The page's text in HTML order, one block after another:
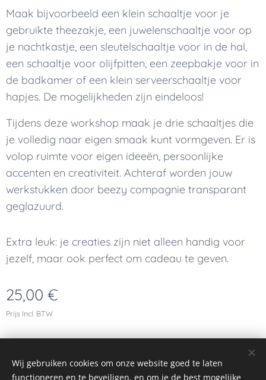
Maak bijvoorbeeld een klein schaaltje voor je
gebruikte theezakje, een juwelenschaaltje voor op
je nachtkastje, een sleutelschaaltje voor in de hal,
een schaaltje voor olijfpitten, een zeepbakje voor in
de badkamer of een klein serveerschaaltje voor
hapjes. De mogelijkheden zijn eindeloos!
Tijdens deze workshop maak je drie schaaltjes die
je volledig naar eigen smaak kunt vormgeven. Er is
volop ruimte voor eigen ideeën, persoonlijke
accenten en creativiteit. Achteraf worden jouw
werkstukken door beezy compagnie transparant
geglazuurd.
Extra leuk: je creaties zijn niet alleen handig voor
jezelf, maar ook perfect om cadeau te geven.
25,00 €
Prijs Incl. BTW
© 2023 Alle rechten voorbehouden
Wij gebruiken cookies om onze website goed te laten
functioneren en te beveiligen, en om je de best mogelijke